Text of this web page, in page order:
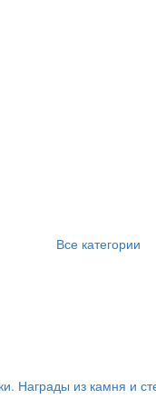
Все категории
Награды из камня и